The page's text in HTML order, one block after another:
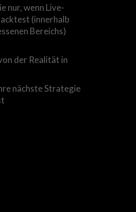
nur, wenn Live-
(innerhalb
Bereichs)
der Realität in
nächste Strategie